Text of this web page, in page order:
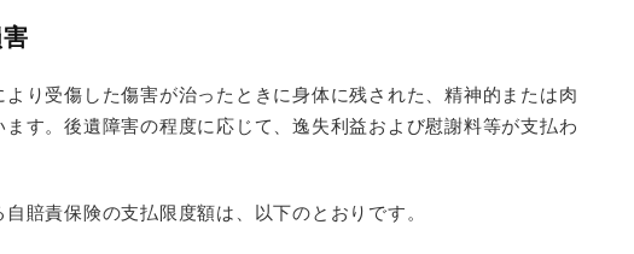
り受傷した傷害が治ったときに身体に残された、精神的または肉
す。後遺障害の程度に応じて、逸失利益および慰謝料等が支払わ
賠責保険の支払限度額は、以下のとおりです。